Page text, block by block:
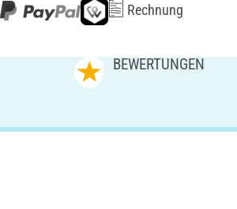
Rechnung
BEWERTUNGEN